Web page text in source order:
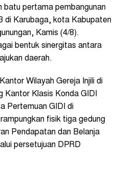
batu pertama pembangunan
di Karubaga, kota Kabupaten
Kamis (4/8).
bentuk sinergitas antara
daerah.
Wilayah Gereja Injili di
Kantor Klasis Konda GIDI
Pertemuan GIDI di
fisik tiga gedung
Pendapatan dan Belanja
persetujuan DPRD